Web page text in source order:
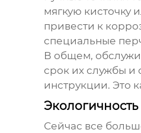
мягкую кисточку
привести к
специальные
В общем,
срок их службы и
инструкции. Это
Сейчас все